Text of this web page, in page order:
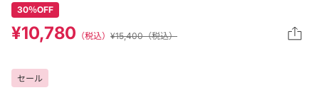
30％OFF
¥10,780 （税込） ¥15,400（税込）
セール